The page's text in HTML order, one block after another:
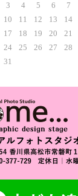
3 4 5 6 7
10 11 12 13 14
17 18 19 20 21
24 25 26 27 28
31